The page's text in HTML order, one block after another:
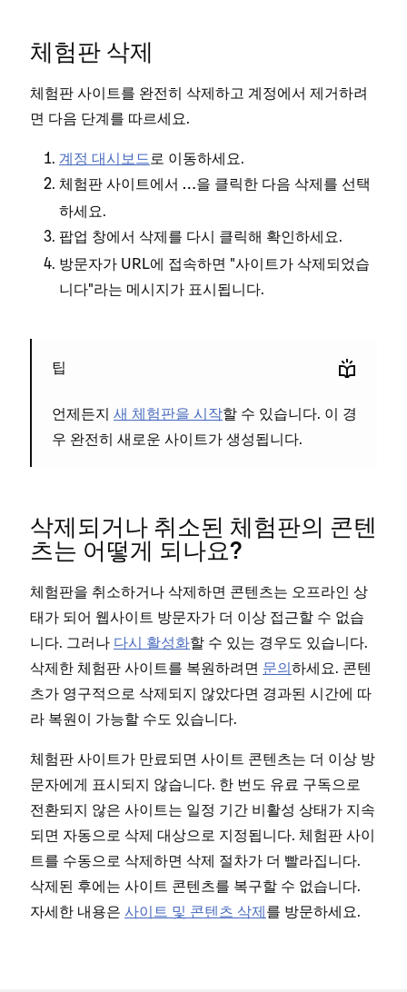
체험판 삭제
체험판 사이트를 완전히 삭제하고 계정에서 제거하려
면 다음 단계를 따르세요.
계정 대시보드 로 이동하세요.
체험판 사이트에서 …을 클릭한 다음 삭제 를 선택
하세요.
팝업 창에서 삭제 를 다시 클릭해 확인하세요.
방문자가 URL에 접속하면 "사이트가 삭제되었습
니다"라는 메시지가 표시됩니다.
팁
언제든지 새 체험판을 시작할 수 있습니다. 이 경
우 완전히 새로운 사이트가 생성됩니다.
삭제되거나 취소된 체험판의 콘텐
츠는 어떻게 되나요?
체험판을 취소하거나 삭제하면 콘텐츠는 오프라인 상
태가 되어 웹사이트 방문자가 더 이상 접근할 수 없습
니다. 그러나 다시 활성화할 수 있는 경우도 있습니다.
삭제한 체험판 사이트를 복원하려면 문의하세요. 콘텐
츠가 영구적으로 삭제되지 않았다면 경과된 시간에 따
라 복원이 가능할 수도 있습니다.
체험판 사이트가 만료되면 사이트 콘텐츠는 더 이상 방
문자에게 표시되지 않습니다. 한 번도 유료 구독으로
전환되지 않은 사이트는 일정 기간 비활성 상태가 지속
되면 자동으로 삭제 대상으로 지정됩니다. 체험판 사이
트를 수동으로 삭제하면 삭제 절차가 더 빨라집니다.
삭제된 후에는 사이트 콘텐츠를 복구할 수 없습니다.
자세한 내용은 사이트 및 콘텐츠 삭제를 방문하세요.